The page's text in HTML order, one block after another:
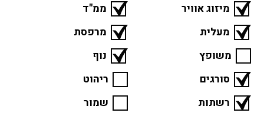
מיזוג אוויר
ממ"ד
מעלית
מרפסת
משופץ
נוף
סורגים
ריהוט
רשתות
שמור